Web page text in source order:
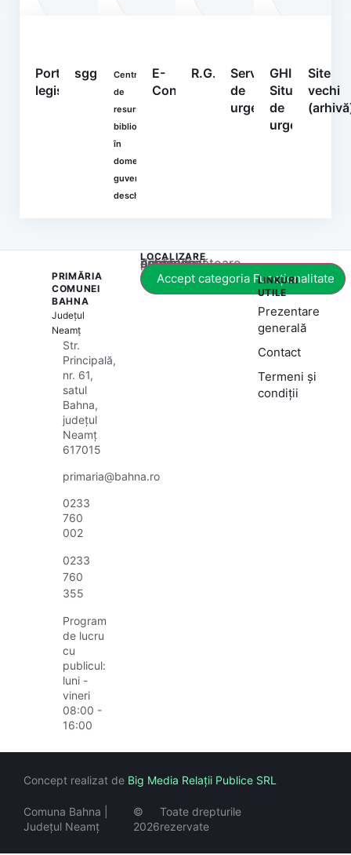
Portal
legislativ
sgg.gov.ro
Centrul
de
resurse
bibliografice
în
domeniul
guvernării
deschise
E-
Consultare
R.G.P.D.Serviciul
de
urgență
GHIDURI
Situații
de
urgență
Site
vechi
PRIMĂRIA
COMUNEI
BAHNA
Județul
Neamț
Str.
Principală,
nr. 61,
satul
Bahna,
județul
Neamț
617015
primaria@bahna.ro
0233
760
002
0233
760
355
Program
de lucru
cu
publicul:
luni -
vineri
08:00 -
16:00
LOCALIZARE
Acest conținut este blocat până când acceptați categoria corespunzătoare de cookie-uri.
Accept categoria Funcționalitate
LINKURI
UTILE
Prezentare
generală
Contact
Termeni și
condiții
Comuna Bahna |
Județul Neamț
©
2026
Toate drepturile
rezervate
Concept realizat de Big Media Relații Publice SRL